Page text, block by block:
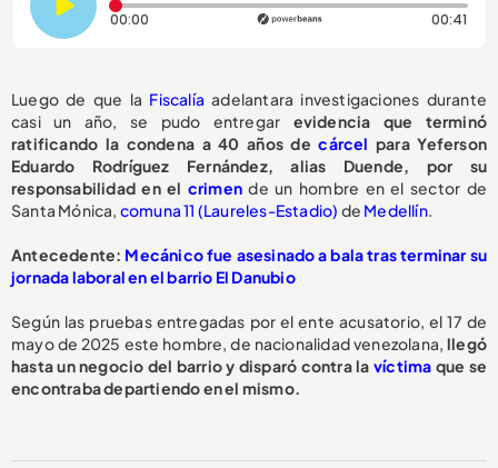
00:00 Tiempo transcurrido: 0 segundos 00:41
Luego de que la Fiscalía adelantara investigaciones durante
casi un año, se pudo entregar evidencia que terminó
ratificando la condena a 40 años decárcel para Yeferson
Eduardo Rodríguez Fernández, alias Duende, por su
responsabilidad en el crimen de un hombre en el sector de
Santa Mónica, comuna 11 (Laureles-Estadio) de Medellín.
Antecedente: Mecánico fue asesinado a bala tras terminar su
jornada laboral en el barrio El Danubio
Según las pruebas entregadas por el ente acusatorio, el 17 de
mayo de 2025 este hombre, de nacionalidad venezolana, llegó
hasta un negocio del barrio y disparó contra la víctima que se
encontraba departiendo en el mismo.